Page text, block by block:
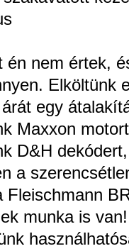
én nem értek,
Elköltünk
egy
Maxxon
D&H
a
Fleischmann
munka is